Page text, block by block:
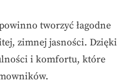
tworzyć łagodne
zimnej jasności. Dzięki
i komfortu, które